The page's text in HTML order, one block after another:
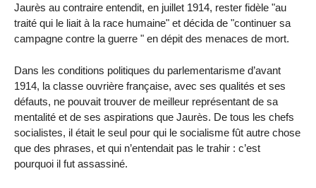
Jaurès au contraire entendit, en juillet 1914, rester fidèle "au
traité qui le liait à la race humaine" et décida de "continuer sa
campagne contre la guerre " en dépit des menaces de mort.
Dans les conditions politiques du parlementarisme d’avant
1914, la classe ouvrière française, avec ses qualités et ses
défauts, ne pouvait trouver de meilleur représentant de sa
mentalité et de ses aspirations que Jaurès. De tous les chefs
socialistes, il était le seul pour qui le socialisme fût autre chose
que des phrases, et qui n’entendait pas le trahir : c’est
pourquoi il fut assassiné.